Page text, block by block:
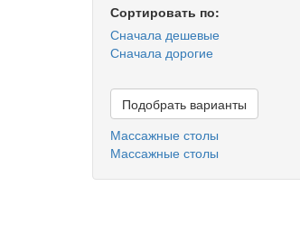
Сортировать по:
Сначала дешевые
Сначала дорогие
Подобрать варианты
Массажные столы
Массажные столы